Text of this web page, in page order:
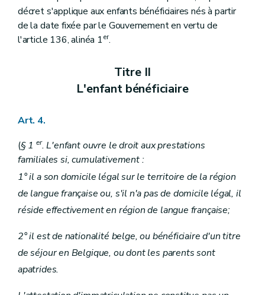
Titre XIII
Disposition commune à l'ancien régime et au nouveau régime
Art. 112
Titre IX Dispositions modificatives
Art. 113
Art. 117
Art. 118
Titre X
Art. 120
Art. 120/1
Art. 121
Art. 121
Art. 122
Art. 123
Art. 124
Art. 125
Art. 128
Art. 129
Art. 130
Art. 131
décret s'applique aux enfants bénéficiaires nés à partir
de la date fixée par le Gouvernement en vertu de
l'article 136, alinéa 1er.
Titre II
L'enfant bénéficiaire
Art. 4.
(§ 1er. L'enfant ouvre le droit aux prestations
familiales si, cumulativement :
1° il a son domicile légal sur le territoire de la région
de langue française ou, s'il n'a pas de domicile légal, il
réside effectivement en région de langue française;
2° il est de nationalité belge, ou bénéficiaire d'un titre
de séjour en Belgique, ou dont les parents sont
apatrides.